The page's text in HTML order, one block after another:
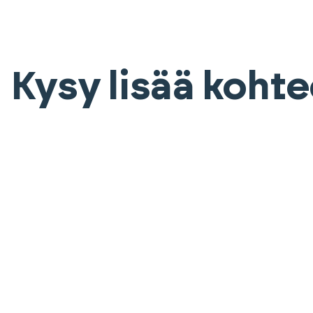
Kysy lisää